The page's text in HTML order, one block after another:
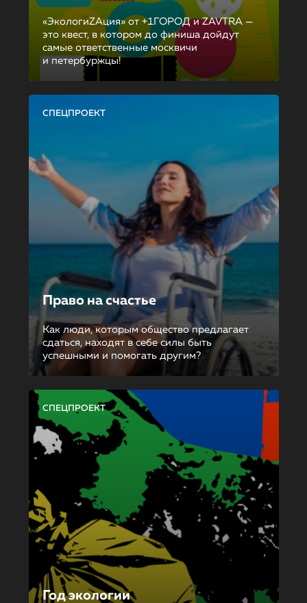
«ЭкологиZAция» от +1ГОРОД и ZAVTRA —
это квест, в котором до финиша дойдут
самые ответственные москвичи
и петербуржцы!
СПЕЦПРОЕКТ
Право на счастье
Как люди, которым общество предлагает
сдаться, находят в себе силы быть
успешными и помогать другим?
СПЕЦПРОЕКТ
Год экологии